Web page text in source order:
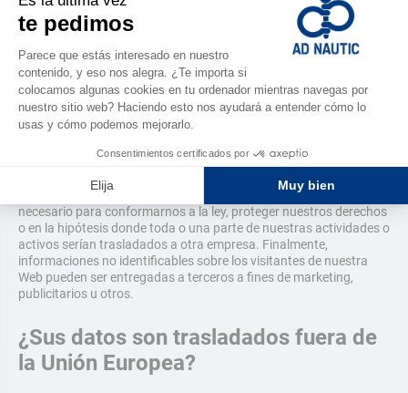
únicamente en el límite necesario para el cumplimiento de las
tareas que les son confiadas. Estos Destinatarios Autorizados
podrán llegar a ponerse en contacto con usted directamente a
partir de los datos que usted nos comunicó o que conseguimos
por terceros de un modo lícito. Exigimos de manera estricta a
nuestros Destinatarios Autorizados que sus datos sean
únicamente tratados para las finalidades previstas. También les
pedimos actuar siempre conforme a las leyes aplicables en
atención particular en la confidencialidad y en la seguridad de
También podemos divulgar sus datos si pensamos que esto es
necesario para conformarnos a la ley, proteger nuestros derechos
o en la hipótesis donde toda o una parte de nuestras actividades o
activos serían trasladados a otra empresa. Finalmente,
informaciones no identificables sobre los visitantes de nuestra
Web pueden ser entregadas a terceros a fines de marketing,
publicitarios u otros.
¿Sus datos son trasladados fuera de
la Unión Europea?